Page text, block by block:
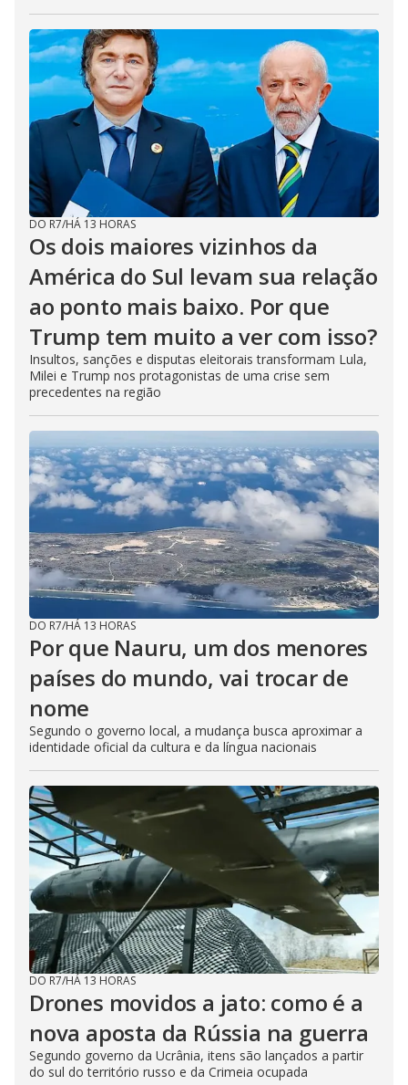
DO R7/HÁ 13 HORAS
Os dois maiores vizinhos da
América do Sul levam sua relação
ao ponto mais baixo. Por que
Trump tem muito a ver com isso?
Insultos, sanções e disputas eleitorais transformam Lula,
Milei e Trump nos protagonistas de uma crise sem
precedentes na região
DO R7/HÁ 13 HORAS
Por que Nauru, um dos menores
países do mundo, vai trocar de
nome
Segundo o governo local, a mudança busca aproximar a
identidade oficial da cultura e da língua nacionais
DO R7/HÁ 13 HORAS
Drones movidos a jato: como é a
nova aposta da Rússia na guerra
Segundo governo da Ucrânia, itens são lançados a partir
do sul do território russo e da Crimeia ocupada